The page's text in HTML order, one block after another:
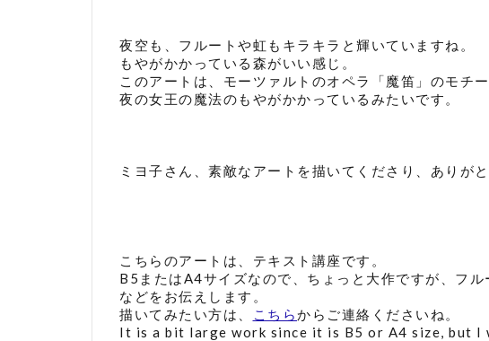
夜空も、フルートや虹もキラキラと輝いていますね。
もやがかかっている森がいい感じ。
このアートは、モーツァルトのオペラ「魔笛」のモチ
夜の女王の魔法のもやがかかっているみたいです。
ミヨ子さん、素敵なアートを描いてくださり、ありが
こちらのアートは、テキスト講座です。
B5またはA4サイズなので、ちょっと大作ですが、フ
などをお伝えします。
描いてみたい方は、
こちらからご連絡くださいね。
It is a bit large work since it is B5 or A4 size, but I